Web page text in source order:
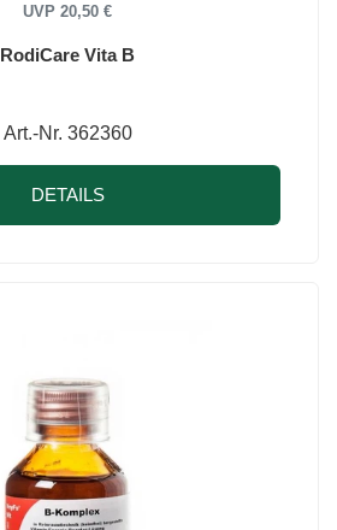
UVP 20,50 €
RodiCare Vita B
Art.-Nr. 362360
DETAILS